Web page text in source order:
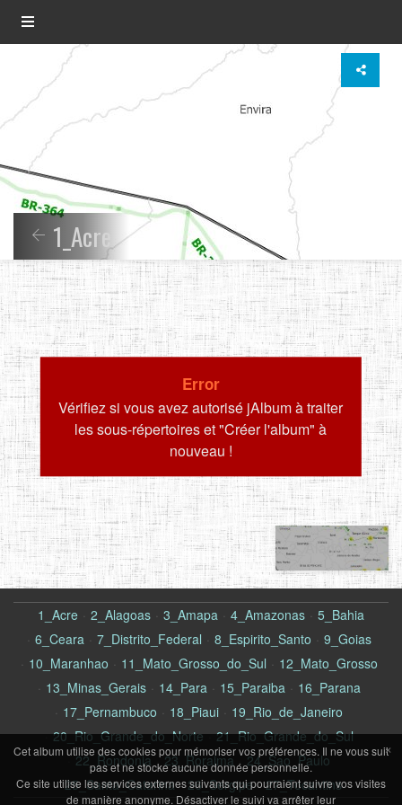
1_Acre
2_Alagoas
1_Acre 2_Alagoas 3_Amapa 4_Amazonas
5_Bahia
6_Ceara
7_Distrito_Federal 8_Espirito_Santo
9_Goias
10_Maranhao
11_Mato_Grosso_do_Sul
12_Mato_Grosso
13_Minas_Gerais
14_Para 15_Paraiba
16_Parana
17_Pernambuco
18_Piaui
19_Rio_de_Janeiro
20_Rio_Grande_do_Norte
21_Rio_Grande_do_Sul
22_Rondonia
23_Roraima
24_Sao_Paulo
25_Santa_Catarina
26_Sergipe 27_Tocantins
×
Cet album utilise des cookies pour mémoriser vos préférences. Il ne vous suit
pas et ne stocke aucune donnée personnelle.
Ce site utilise les services externes suivants qui pourraient suivre vos visites
de manière anonyme. Désactiver le suivi va arrêter leur
Error
Vérifiez si vous avez autorisé jAlbum à traiter
les sous-répertoires et "Créer l'album" à
nouveau !